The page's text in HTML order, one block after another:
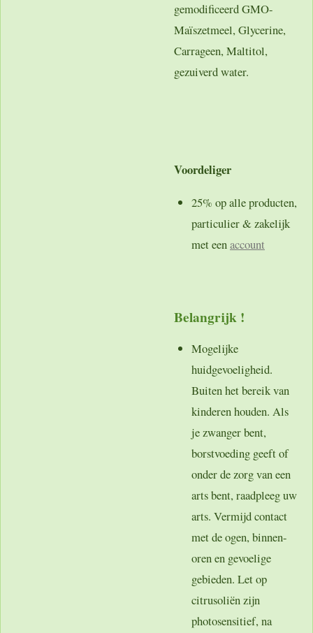
gemodificeerd GMO-
Maïszetmeel, Glycerine,
Carrageen, Maltitol,
gezuiverd water.
Voordeliger
25% op alle producten,
particulier & zakelijk
met eenaccount
Belangrijk !
Mogelijke
huidgevoeligheid.
Buiten het bereik van
kinderen houden. Als
je zwanger bent,
borstvoeding geeft of
onder de zorg van een
arts bent, raadpleeg uw
arts. Vermijd contact
met de ogen, binnen-
oren en gevoelige
gebieden. Let op
citrusoliën zijn
photosensitief, na